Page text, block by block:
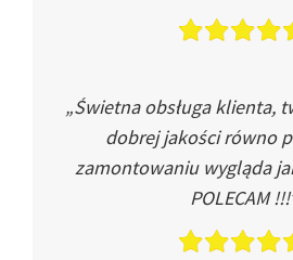
„Świetna obsługa klienta,
dobrej jakości równo
zamontowaniu wygląda
POLECAM